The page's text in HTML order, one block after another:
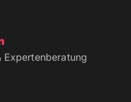
Expertenberatung